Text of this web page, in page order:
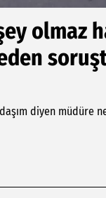
olmaz
diyen müdüre